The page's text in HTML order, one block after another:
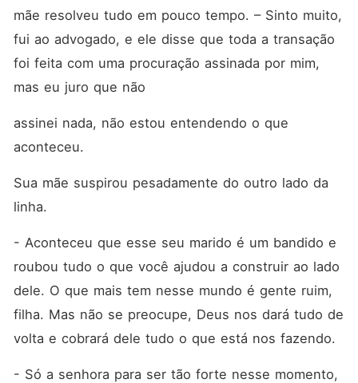
mãe resolveu tudo em pouco tempo. – Sinto muito,
fui ao advogado, e ele disse que toda a transação
foi feita com uma procuração assinada por mim,
mas eu juro que não
assinei nada, não estou entendendo o que
aconteceu.
Sua mãe suspirou pesadamente do outro lado da
linha.
- Aconteceu que esse seu marido é um bandido e
roubou tudo o que você ajudou a construir ao lado
dele. O que mais tem nesse mundo é gente ruim,
filha. Mas não se preocupe, Deus nos dará tudo de
volta e cobrará dele tudo o que está nos fazendo.
- Só a senhora para ser tão forte nesse momento,